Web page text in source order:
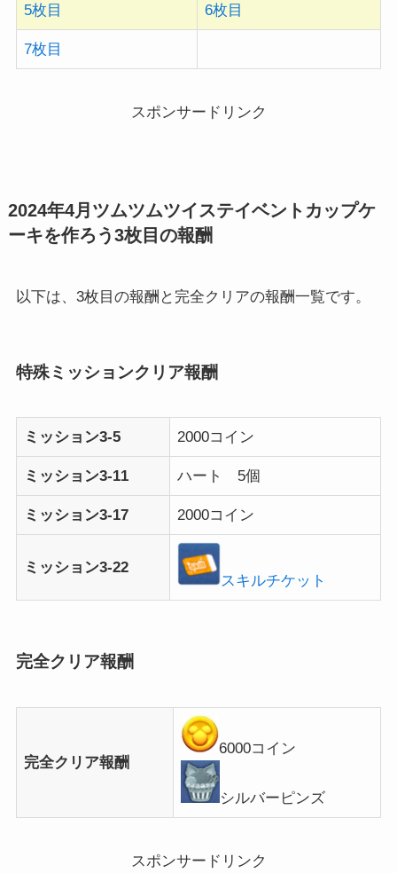
5枚目 6枚目
7枚目
スポンサードリンク
2024年4月ツムツムツイステイベントカップケ
ーキを作ろう3枚目の報酬
以下は、3枚目の報酬と完全クリアの報酬一覧です。
特殊ミッションクリア報酬
ミッション3-5 2000コイン
ミッション3-11 ハート 5個
ミッション3-17 2000コイン
ミッション3-22
スキルチケット
完全クリア報酬
完全クリア報酬
6000コイン
シルバーピンズ
スポンサードリンク